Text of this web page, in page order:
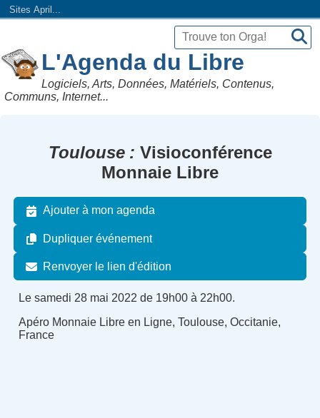
Sites April...
L'Agenda du Libre
Logiciels, Arts, Données, Matériels, Contenus,
Communs, Internet...
Toulouse
Visioconférence
Monnaie Libre
Ajouter à mon agenda
Dupliquer événement
Renvoyer le lien d'édition
Le samedi 28 mai 2022 de 19h00 à 22h00.
Apéro Monnaie Libre en Ligne, Toulouse, Occitanie,
France